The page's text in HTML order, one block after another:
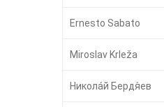
Ernesto Sabato
Miroslav Krleža
Никола́й Бердя́ев